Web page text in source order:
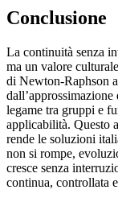
Conclusione
La continuità senza
ma un valore
di Newton-Raphson
legame tra gruppi e
applicabilità. Questo
rende le soluzioni
non si rompe,
cresce senza
continua, controllata